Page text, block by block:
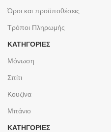
Όροι και προϋποθέσεις
Τρόποι Πληρωμής
ΚΑΤΗΓΟΡΙΕΣ
Μόνωση
Σπίτι
Κουζίνα
Μπάνιο
ΚΑΤΗΓΟΡΙΕΣ